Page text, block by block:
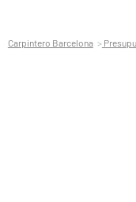
Carpintero Barcelona